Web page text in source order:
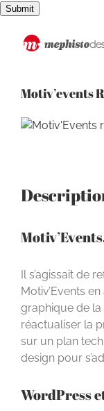
Submit Passer
contenu
Motiv’events
View
Il s’agissait de
Motiv’Events
graphique de la
réactualiser la
sur un plan
design pour
WordPress